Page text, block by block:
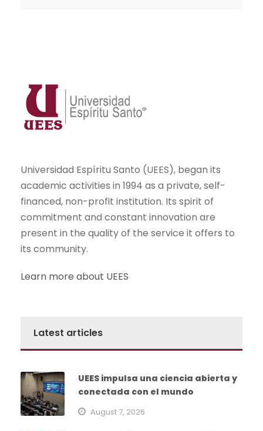
Universidad Espíritu Santo (UEES), began its
academic activities in 1994 as a private, self-
financed, non-profit institution. Its spirit of
commitment and constant innovation are
present in the quality of the service it offers to
its community.
Learn more about UEES
Latest articles
UEES impulsa una ciencia abierta y
conectada con el mundo
August 7, 2026